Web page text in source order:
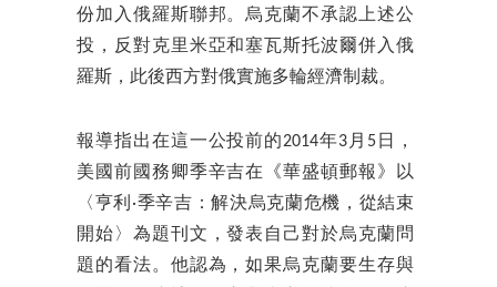
份加入俄羅斯聯邦。烏克蘭不承認上述公
投，反對克里米亞和塞瓦斯托波爾併入俄
羅斯，此後西方對俄實施多輪經濟制裁。
報導指出在這一公投前的2014年3月5日，
美國前國務卿季辛吉在《華盛頓郵報》以
〈亨利·季辛吉：解決烏克蘭危機，從結束
開始〉為題刊文，發表自己對於烏克蘭問
題的看法。他認為，如果烏克蘭要生存與